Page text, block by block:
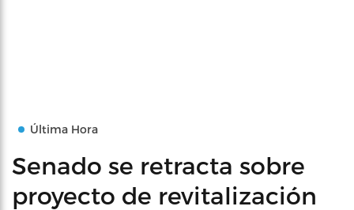
Última Hora
Senado se retracta sobre
proyecto de revitalización